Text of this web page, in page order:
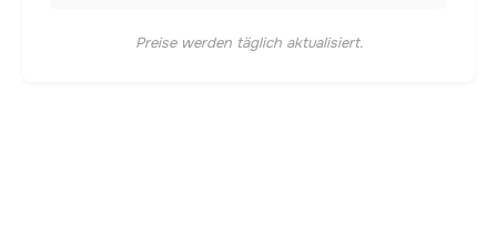
Preise werden täglich aktualisiert.